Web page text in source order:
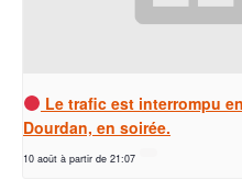
Le trafic est interrompu
Dourdan, en soirée.
10 août à partir de 21:07